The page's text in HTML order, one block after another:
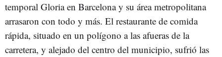
temporal Gloria en Barcelona y su área metropolitana
arrasaron con todo y más. El restaurante de comida
rápida, situado en un polígono a las afueras de la
carretera, y alejado del centro del municipio, sufrió las